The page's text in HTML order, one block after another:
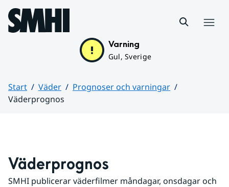
Hoppa till sidans innehåll
Varning
Gul, Sverige
Start Väder
Prognoser och varningar
Väderprognos
Väderprognos
SMHI publicerar väderfilmer måndagar, onsdagar och